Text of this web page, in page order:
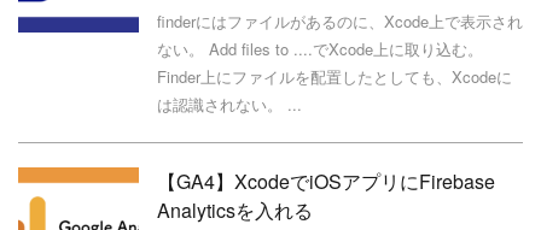
finderにはファイルがあるのに、Xcode上で表示され
ない。 Add files to ....でXcode上に取り込む。
Finder上にファイルを配置したとしても、Xcodeに
は認識されない。 ...
【GA4】XcodeでiOSアプリにFirebase
Analyticsを入れる